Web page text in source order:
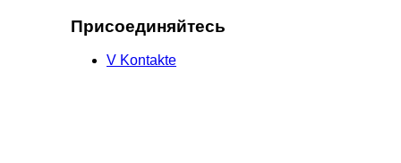
Присоединяйтесь
V Kontakte